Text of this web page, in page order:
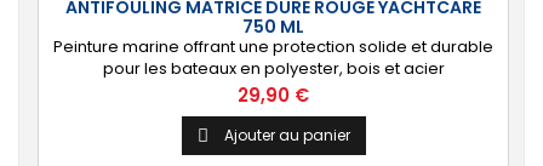
ANTIFOULING MATRICE DURE ROUGE YACHTCARE
750 ML
Peinture marine offrant une protection solide et durable
pour les bateaux en polyester, bois et acier
(INCOMPATIBLE coques aluminium). [Résistant]
Protection solide, durable et anti-salissures qui
repoussera algues et coquillages durant une saison
complète.
Prix
29,90 €
 Ajouter au panier